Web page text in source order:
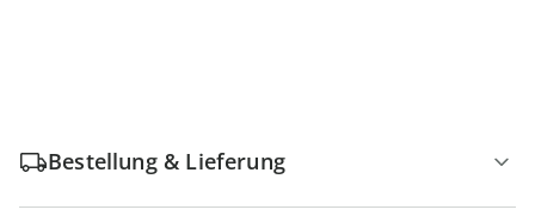
Bestellung & Lieferung